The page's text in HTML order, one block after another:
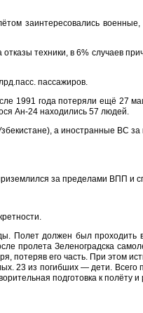
заинтересовались
техники, в 6% случаев
пассажиров.
1991 года потеряли ещё 27
Ан-24 находились 57 людей.
а иностранные ВС за
за пределами ВПП и
Полет должен был
пролета Зеленоградска
потеряв его часть. При этом
23 из погибших — дети. Всего
подготовка к полёту и